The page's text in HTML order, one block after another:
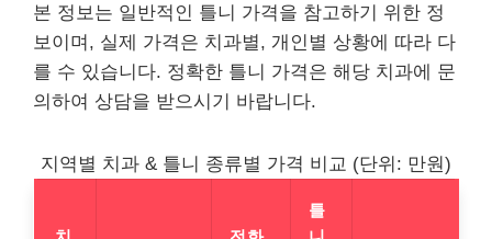
본 정보는 일반적인 틀니 가격을 참고하기 위한 정
보이며, 실제 가격은 치과별, 개인별 상황에 따라 다
를 수 있습니다. 정확한 틀니 가격은 해당 치과에 문
의하여 상담을 받으시기 바랍니다.
지역별 치과 & 틀니 종류별 가격 비교 (단위: 만원)
틀